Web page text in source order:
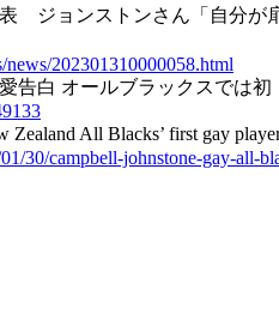
ジョンストンさん「自分が
202301310000058.html
告白 オールブラックスでは初
Zealand All Blacks’ first gay
30/campbell-johnstone-gay-all-